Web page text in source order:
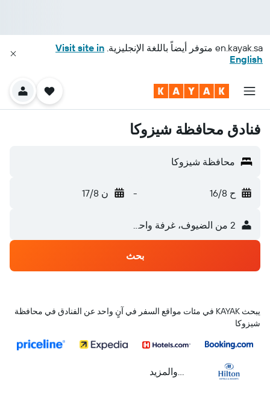
en.kayak.sa متوفر أيضاً باللغة الإنجليزية. Visit site in
English
فنادق محافظة شيزوكا
محافظة شيزوكا
ح 16/8 - ن 17/8
2 من الضيوف، غرفة واحدة
بحث
يبحث KAYAK في مئات مواقع السفر في آنٍ واحد عن الفنادق في محافظة
شيزوكا
...والمزيد